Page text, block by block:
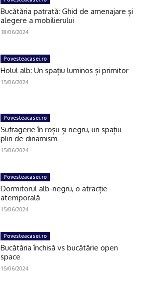
Bucătăria patrată: Ghid de amenajare și
alegere a mobilierului
18/06/2024
Povesteacasei.ro
Holul alb: Un spațiu luminos și primitor
15/06/2024
Povesteacasei.ro
Sufragerie în roșu și negru, un spațiu
plin de dinamism
15/06/2024
Povesteacasei.ro
Dormitorul alb-negru, o atracție
atemporală
15/06/2024
Povesteacasei.ro
Bucătăria închisă vs bucătărie open
space
15/06/2024